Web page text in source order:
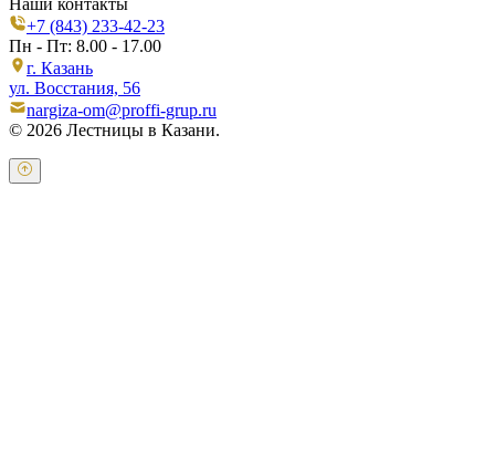
Наши контакты
+7 (843) 233-42-23
Пн - Пт: 8.00 - 17.00
г. Казань
ул. Восстания, 56
nargiza-om@proffi-grup.ru
© 2026 Лестницы в Казани.